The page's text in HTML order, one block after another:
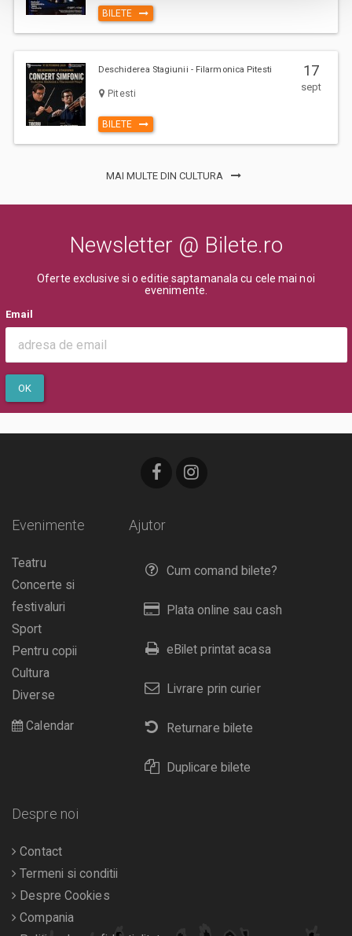
BILETE
Deschiderea Stagiunii - Filarmonica Pitesti
Pitesti
BILETE
17
sept
MAI MULTE DIN CULTURA
Newsletter @ Bilete.ro
Oferte exclusive si o editie saptamanala cu cele mai noi
evenimente.
Email
OK
Ajutor
Cum comand bilete?
Plata online sau cash
eBilet printat acasa
Livrare prin curier
Returnare bilete
Duplicare bilete
Evenimente
Teatru
Concerte si
festivaluri
Sport
Pentru copii
Cultura
Diverse
Calendar
Despre noi
Contact
Termeni si conditii
Despre Cookies
Compania